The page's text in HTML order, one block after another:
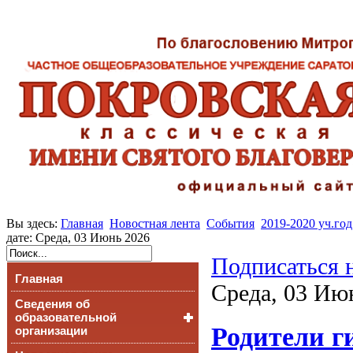
Вы здесь: Главная Новостная лента События 2019-2020 уч.год
дате: Среда, 03 Июнь 2026
Главная
Сведения об
образовательной
организации
Подписаться
Среда, 03
Родители